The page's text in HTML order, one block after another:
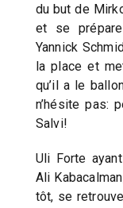
du but de
et se
Yannick
la place et
qu’il a le
n’hésite pas:
Salvi!
Uli Forte
Ali
tôt, se